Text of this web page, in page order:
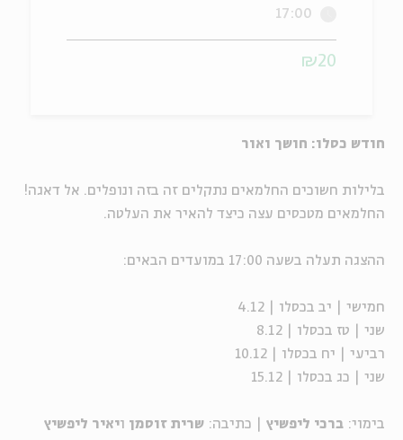
חודש כסלו: חושך ואור
בלילות חשוכים החלמאים נתקלים זה בזה ונופלים. אל דאגה!
החלמאים מטכסים עצה כיצד להאיר את העלטה.
ההצגה תעלה בשעה 17:00 במועדים הבאים:
חמישי | יב בכסלו | 4.12
שני | טז בכסלו | 8.12
רביעי | יח בכסלו | 10.12
שני | כג בכסלו | 15.12
בימוי: ברכי ליפשיץ | כתיבה: שרית זוסמן ויאיר ליפשיץ
17:00
₪20